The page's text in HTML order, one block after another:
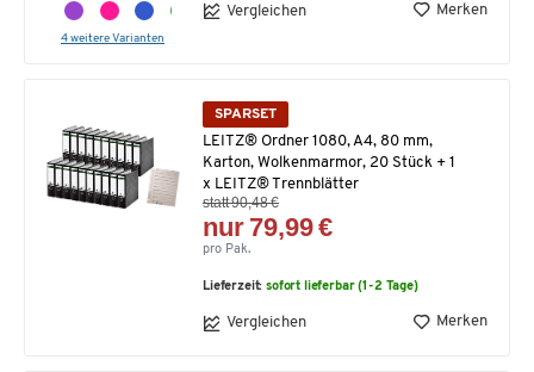
4 weitere Varianten
Vergleichen Merken
SPARSET
LEITZ® Ordner 1080, A4, 80 mm,
Karton, Wolkenmarmor, 20 Stück + 1
x LEITZ® Trennblätter
statt 90,48 €
nur 79,99 €
pro Pak.
Lieferzeit:sofort lieferbar (1-2 Tage)
Vergleichen Merken